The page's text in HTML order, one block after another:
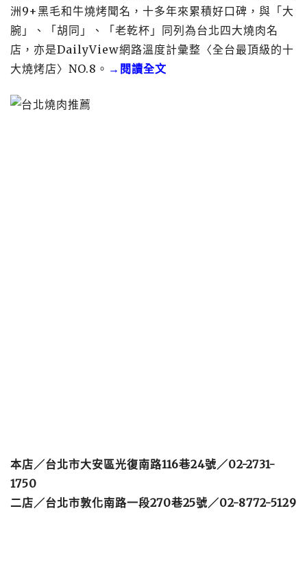
洲9+黑毛和牛燒烤聞名，十多年來累積好口碑，與「大
腕」、「胡同」、「老乾杯」同列為台北四大燒肉名
店，亦是DailyView網路溫度計彙整〈全台最頂級的十
大燒烤店〉NO.8。 →閱讀全文
本店／台北市大安區光復南路116巷24號／02-2731-
1750
二店／台北市敦化南路一段270巷25號／02-8772-5129